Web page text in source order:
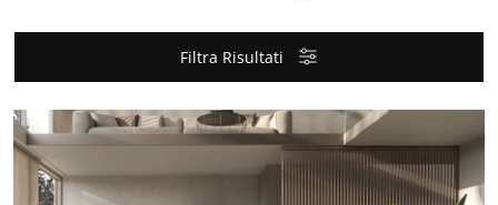
Filtra Risultati